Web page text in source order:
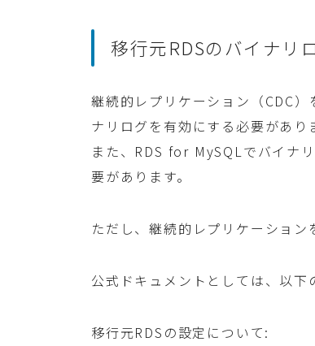
移行元RDSのバイナリ
継続的レプリケーション（CDC
ナリログを有効にする必要があり
また、RDS for MySQLでバイナ
要があります。
ただし、継続的レプリケーション
公式ドキュメントとしては、以下
移行元RDSの設定について: